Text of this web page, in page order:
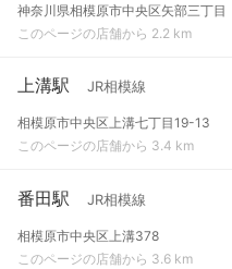
神奈川県相模原市中央区矢部三丁目
このページの店舗から 2.2 km
上溝駅 JR相模線
相模原市中央区上溝七丁目19-13
このページの店舗から 3.4 km
番田駅 JR相模線
相模原市中央区上溝378
このページの店舗から 3.6 km